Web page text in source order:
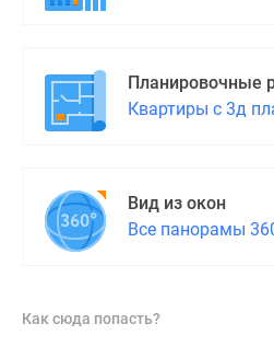
Планировочные
Квартиры с 3д
Вид из окон
Все панорамы
Как сюда попасть?